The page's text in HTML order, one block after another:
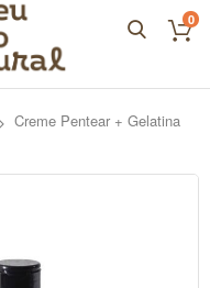
0
Creme Pentear + Gelatina